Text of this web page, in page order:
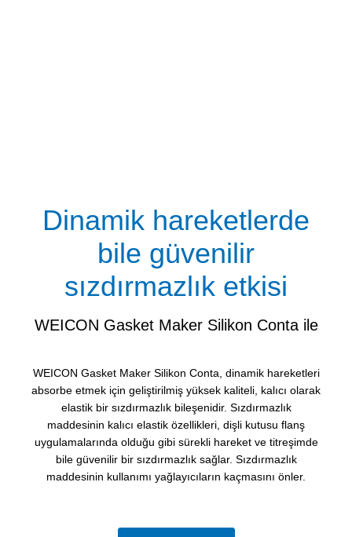
Dinamik hareketlerde
bile güvenilir
sızdırmazlık etkisi
WEICON Gasket Maker Silikon Conta ile
WEICON Gasket Maker Silikon Conta, dinamik hareketleri
absorbe etmek için geliştirilmiş yüksek kaliteli, kalıcı olarak
elastik bir sızdırmazlık bileşenidir. Sızdırmazlık
maddesinin kalıcı elastik özellikleri, dişli kutusu flanş
uygulamalarında olduğu gibi sürekli hareket ve titreşimde
bile güvenilir bir sızdırmazlık sağlar. Sızdırmazlık
maddesinin kullanımı yağlayıcıların kaçmasını önler.